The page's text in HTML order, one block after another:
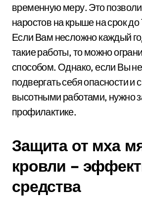
временную меру. Это
наростов на крыше на срок до
Если Вам несложно каждый
такие работы, то можно
способом. Однако, если Вы
подвергать себя опасности и
высотными работами, нужно
профилактике.
Защита от мха
кровли –
средства